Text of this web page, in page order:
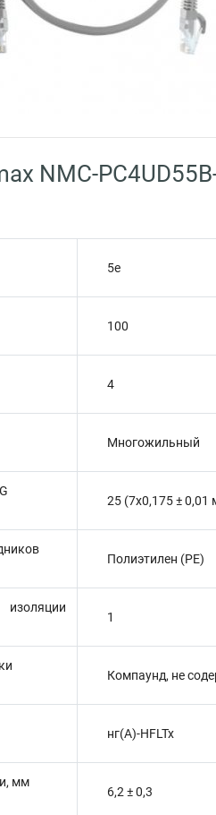
NMC-
5e
100
4
Многожильный
25 (7x0,175 ± 0,01
Полиэтилен (PE)
1
Компаунд, не
нг(А)-HFLTx
мм
6,2 ± 0,3